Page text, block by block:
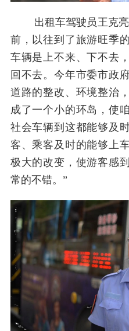
出租车驾驶员王克
前，以往到了旅游旺季
车辆是上不来、下不去
回不去。今年市委市政
道路的整改、环境整治
成了一个小的环岛，使
社会车辆到这都能够及
客、乘客及时的能够上
极大的改变，使游客感
常的不错。”